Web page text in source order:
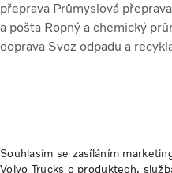
přeprava Průmyslová přeprava
a pošta Ropný a chemický
doprava Svoz odpadu a
Souhlasím se zasíláním
Volvo Trucks o produktech,